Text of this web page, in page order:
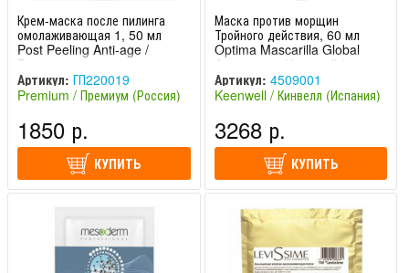
Крем-маска после пилинга
омолаживающая 1, 50 мл
Post Peeling Anti-age /
Premium
Артикул: ГП220019
Premium / Премиум (Россия)
1850 р.
КУПИТЬ
Маска против морщин
Тройного действия, 60 мл
Optima Mascarilla Global
Antiarrugas Keenwell /
Кинвелл
Артикул: 4509001
Keenwell / Кинвелл (Испания)
3268 р.
КУПИТЬ